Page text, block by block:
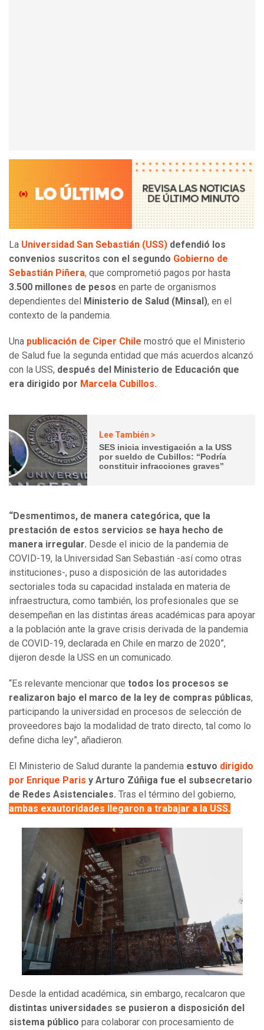
La Universidad San Sebastián (USS) defendió los
convenios suscritos con el segundo Gobierno de
Sebastián Piñera, que comprometió pagos por hasta
3.500 millones de pesos en parte de organismos
dependientes del
Ministerio de Salud (Minsal), en el
contexto de la pandemia.
Una publicación de Ciper Chile mostró que el Ministerio
de Salud fue la segunda entidad que más acuerdos alcanzó
con la USS, después del Ministerio de Educación que
era dirigido por Marcela Cubillos.
Lee También >
SES inicia investigación a la USS
por sueldo de Cubillos: “Podría
constituir infracciones graves”
“Desmentimos, de manera categórica, que la
prestación de estos servicios se haya hecho de
manera irregular. Desde el inicio de la pandemia de
COVID-19, la Universidad San Sebastián -así como otras
instituciones-, puso a disposición de las autoridades
sectoriales toda su capacidad instalada en materia de
infraestructura, como también, los profesionales que se
desempeñan en las distintas áreas académicas para apoyar
a la población ante la grave crisis derivada de la pandemia
de COVID-19, declarada en Chile en marzo de 2020”,
dijeron desde la USS en un comunicado.
“Es relevante mencionar que todos los procesos se
realizaron bajo el marco de la ley de compras públicas,
participando la universidad en procesos de selección de
proveedores bajo la modalidad de trato directo, tal como lo
define dicha ley”, añadieron.
El Ministerio de Salud durante la pandemia estuvo dirigido
por Enrique Paris y Arturo Zúñiga fue el subsecretario
de Redes Asistenciales. Tras el término del gobierno,
ambas exautoridades llegaron a trabajar a la USS.
Desde la entidad académica, sin embargo, recalcaron que
distintas universidades se pusieron a disposición del
sistema público para colaborar con procesamiento de